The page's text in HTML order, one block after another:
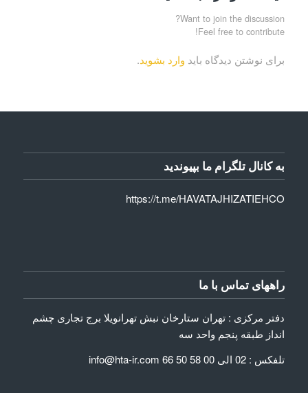
Want to join the discussion?
Feel free to contribute!
برای نوشتن دیدگاه باید وارد بشوید.
به کانال تلگرام ما بپیوندید
https://t.me/HAVATAJHIZATIEHCO
راههای تماس با ما
دفتر مرکزی : تهران ستارخان نبش تهرانویلا برج تجاری چشم
انداز طبقه پنجم واحد سه
تلفکس : 02 الی 00 58 50 66 info@hta-ir.com